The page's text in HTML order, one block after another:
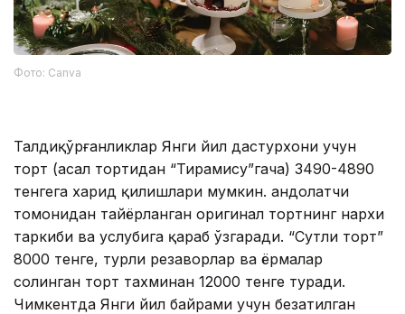
Фото: Canva
Талдиқўрғанликлар Янги йил дастурхони учун
торт (асал тортидан “Тирамису”гача) 3490-4890
тенгега харид қилишлари мумкин. Қандолатчи
томонидан тайёрланган оригинал тортнинг нархи
таркиби ва услубига қараб ўзгаради. “Сутли торт”
8000 тенге, турли резаворлар ва ёрмалар
солинган торт тахминан 12000 тенге туради.
Чимкентда Янги йил байрами учун безатилган